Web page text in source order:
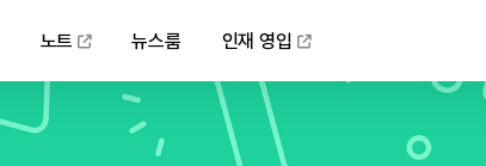
노트 뉴스룸 인재 영입